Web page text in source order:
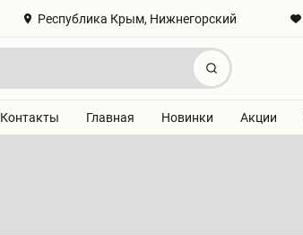
Республика Крым, Нижнегорский
Найти
Контакты Главная Новинки Акции